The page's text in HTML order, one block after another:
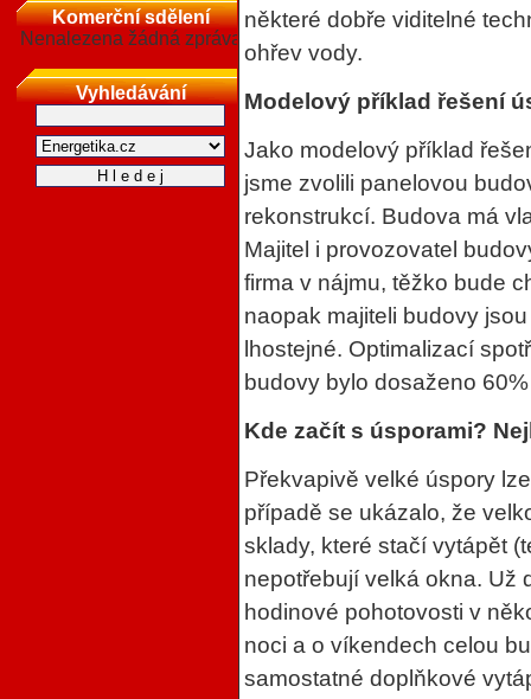
Komerční sdělení
Nenalezena žádná zpráva
Vyhledávání
některé dobře viditelné
ohřev vody.
Modelový příklad řešení
Jako modelový příklad
jsme zvolili panelovou
rekonstrukcí. Budova má
Majitel i provozovatel
firma v nájmu, těžko bude
naopak majiteli budovy
lhostejné. Optimalizací
budovy bylo dosaženo
Kde začít s úsporami?
Překvapivě velké úspory
případě se ukázalo, že
sklady, které stačí vytápět
nepotřebují velká okna. Už
hodinové pohotovosti v
noci a o víkendech celou
samostatné doplňkové